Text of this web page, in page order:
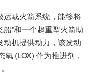
运载火箭系统，能够将
”和一个超重型火箭助
机提供动力，该发动
(LOX) 作为推进剂，